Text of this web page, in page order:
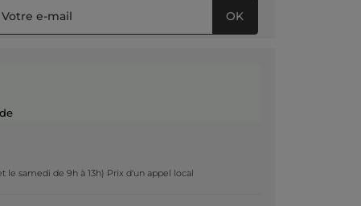
OK
le samedi de 9h à 13h) Prix d'un appel local